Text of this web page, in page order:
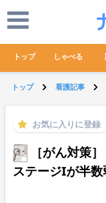
トップ しゃべる
トップ 看護記事
お気に入りに登録
［がん対策
ステージIが半